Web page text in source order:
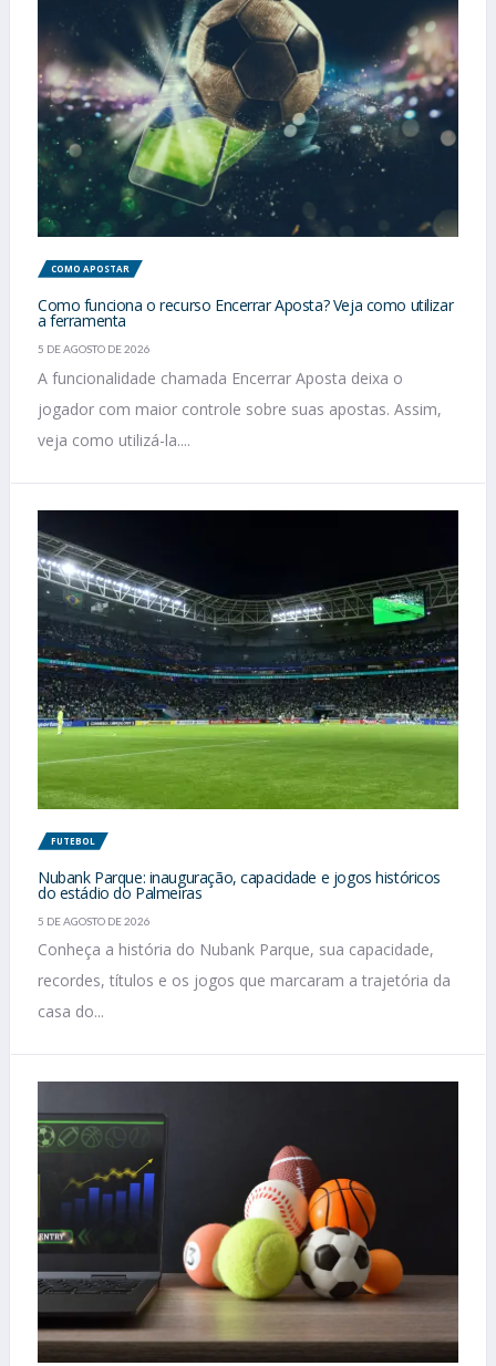
COMO APOSTAR
Como funciona o recurso Encerrar Aposta? Veja como utilizar
a ferramenta
5 DE AGOSTO DE 2026
A funcionalidade chamada Encerrar Aposta deixa o
jogador com maior controle sobre suas apostas. Assim,
veja como utilizá-la....
FUTEBOL
Nubank Parque: inauguração, capacidade e jogos históricos
do estádio do Palmeiras
5 DE AGOSTO DE 2026
Conheça a história do Nubank Parque, sua capacidade,
recordes, títulos e os jogos que marcaram a trajetória da
casa do...